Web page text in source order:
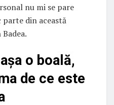
nu mi se pare
parte din această
o boală,
de ce este